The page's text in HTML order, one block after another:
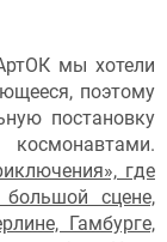
мы хотели
поэтому
постановку
где
сцене,
Гамбурге,